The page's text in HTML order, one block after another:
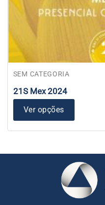
SEM CATEGORIA
21S Mex 2024
Ver opções